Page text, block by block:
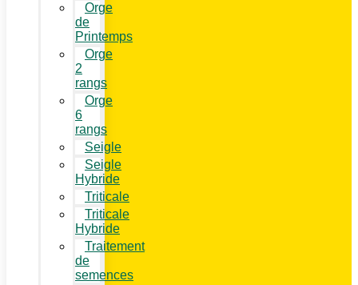
Orge
de
Printemps
Orge
2
rangs
Orge
6
rangs
Seigle
Seigle
Hybride
Triticale
Triticale
Hybride
Traitement
de
semences